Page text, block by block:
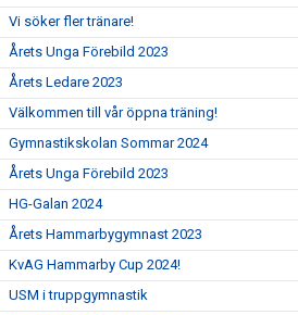
Vi söker fler tränare!
Årets Unga Förebild 2023
Årets Ledare 2023
Välkommen till vår öppna träning!
Gymnastikskolan Sommar 2024
Årets Unga Förebild 2023
HG-Galan 2024
Årets Hammarbygymnast 2023
KvAG Hammarby Cup 2024!
USM i truppgymnastik